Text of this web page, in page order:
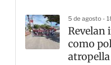
5 de agosto -
Revelan
como
atropella